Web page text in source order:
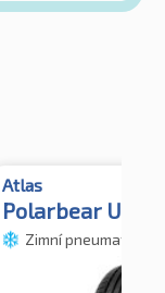
Atlas
Polarbear UHP
Zimní pneumatiky